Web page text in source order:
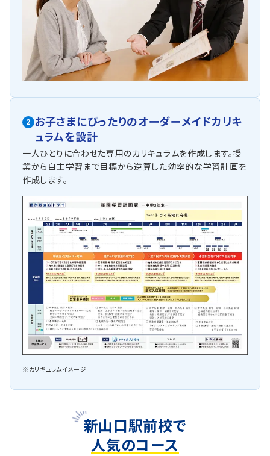
2 お子さまにぴったりのオーダーメイドカリキ
ュラムを設計
一人ひとりに合わせた専用のカリキュラムを作成します。授
業から自主学習まで目標から逆算した効率的な学習計画を
作成します。
※カリキュラムイメージ
新山口駅前校で
人気のコース